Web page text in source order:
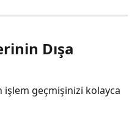
Dışa
işlem geçmişinizi kolayca